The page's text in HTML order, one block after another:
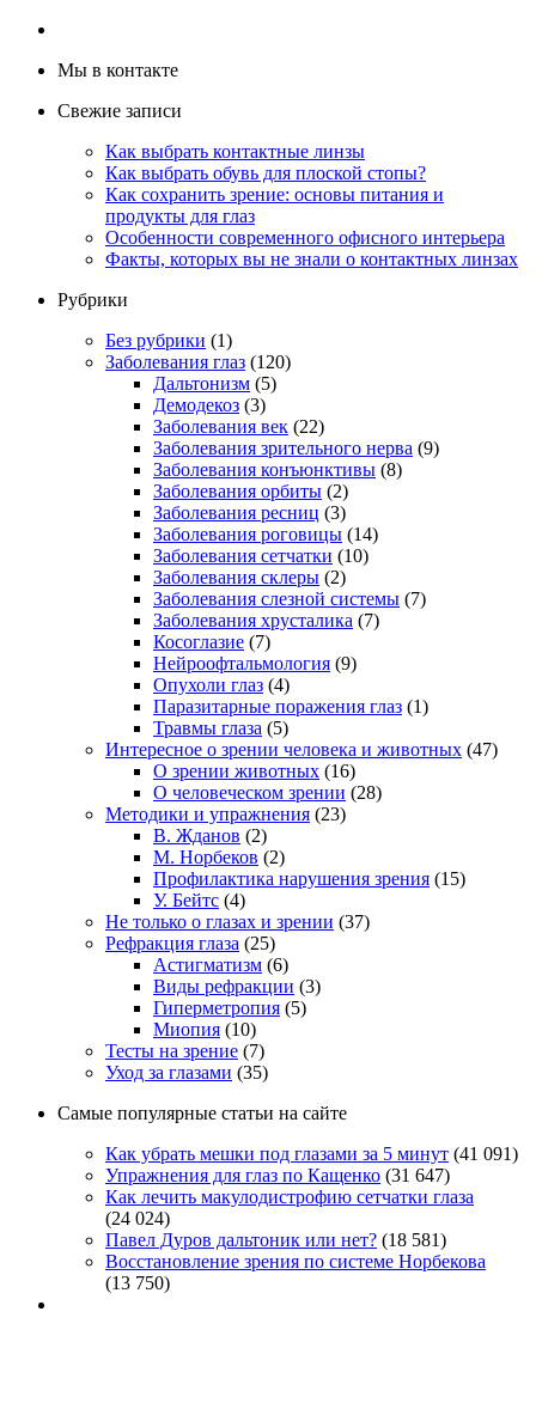
Мы в контакте
Свежие записи
Как выбрать контактные линзы
Как выбрать обувь для плоской стопы?
Как сохранить зрение: основы питания и
продукты для глаз
Особенности современного офисного интерьера
Факты, которых вы не знали о контактных линзах
Рубрики
Без рубрики (1)
Заболевания глаз (120)
Дальтонизм (5)
Демодекоз (3)
Заболевания век (22)
Заболевания зрительного нерва (9)
Заболевания конъюнктивы (8)
Заболевания орбиты (2)
Заболевания ресниц (3)
Заболевания роговицы (14)
Заболевания сетчатки (10)
Заболевания склеры (2)
Заболевания слезной системы (7)
Заболевания хрусталика (7)
Косоглазие (7)
Нейроофтальмология (9)
Опухоли глаз (4)
Паразитарные поражения глаз (1)
Травмы глаза (5)
Интересное о зрении человека и животных (47)
О зрении животных (16)
О человеческом зрении (28)
Методики и упражнения (23)
В. Жданов (2)
М. Норбеков (2)
Профилактика нарушения зрения (15)
У. Бейтс (4)
Не только о глазах и зрении (37)
Рефракция глаза (25)
Астигматизм (6)
Виды рефракции (3)
Гиперметропия (5)
Миопия (10)
Тесты на зрение (7)
Уход за глазами (35)
Самые популярные статьи на сайте
Как убрать мешки под глазами за 5 минут (41 091)
Упражнения для глаз по Кащенко (31 647)
Как лечить макулодистрофию сетчатки глаза
(24 024)
Павел Дуров дальтоник или нет? (18 581)
Восстановление зрения по системе Норбекова
(13 750)